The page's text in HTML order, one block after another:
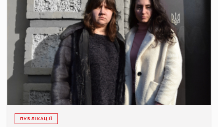
ПУБЛІКАЦІЇ